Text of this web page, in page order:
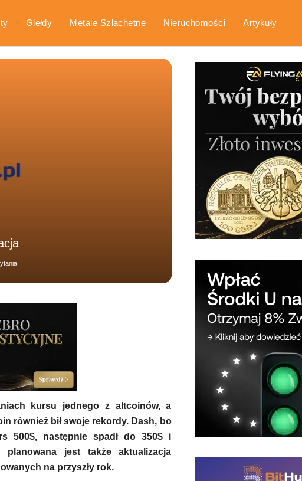
Giełdy Metale Szlachetne Nieruchomości Artykuły
kursu jednego z altcoinów, a
również bił swoje rekordy. Dash, bo
500$, następnie spadł do 350$ i
jest także aktualizacja
na przyszły rok.